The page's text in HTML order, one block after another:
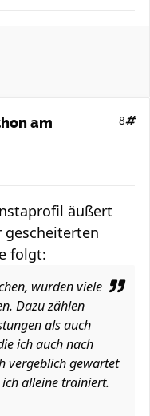
am
8
äußert
gescheiterten
folgt:
wurden viele
Dazu zählen
als auch
ich auch nach
vergeblich gewartet
alleine trainiert.